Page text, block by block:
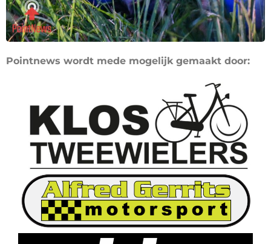
Pointnews wordt mede mogelijk gemaakt door: